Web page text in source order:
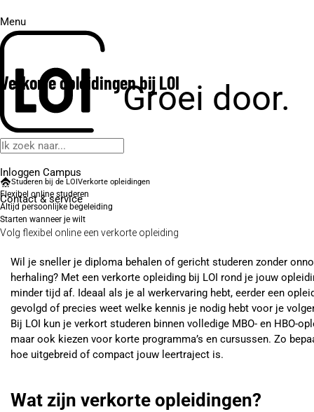
Menu
Groei door.
Inloggen Campus
Contact& service
Verkorte opleidingen bij LOI
Studeren bij de LOIVerkorte opleidingen
Flexibel online studeren
Altijd persoonlijke begeleiding
Starten wanneer je wilt
Volg flexibel online een verkorte opleiding
Wil je sneller je diploma behalen of gericht studeren zonder
herhaling? Met een verkorte opleiding bij LOI rond je jouw
minder tijd af. Ideaal als je al werkervaring hebt, eerder een
gevolgd of precies weet welke kennis je nodig hebt voor je
Bij LOI kun je verkort studeren binnen volledige MBO- en HBO-
maar ook kiezen voor korte programma’s en cursussen. Zo
hoe uitgebreid of compact jouw leertraject is.
Wat zijn verkorte opleidingen?